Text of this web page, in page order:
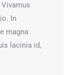
In
magna
lacinia id,